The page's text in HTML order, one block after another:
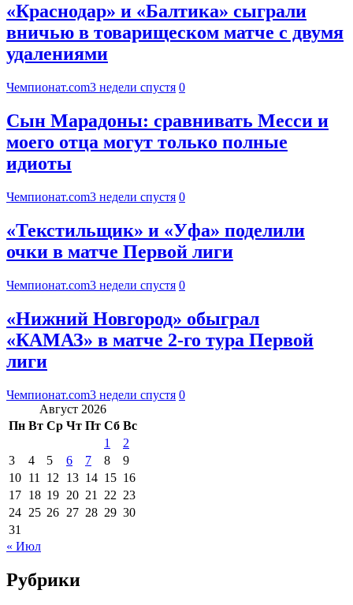
«Краснодар» и «Балтика» сыграли
вничью в товарищеском матче с двумя
удалениями
Чемпионат.com3 недели спустя 0
Сын Марадоны: сравнивать Месси и
моего отца могут только полные
идиоты
Чемпионат.com3 недели спустя 0
«Текстильщик» и «Уфа» поделили
очки в матче Первой лиги
Чемпионат.com3 недели спустя 0
«Нижний Новгород» обыграл
«КАМАЗ» в матче 2-го тура Первой
лиги
Чемпионат.com3 недели спустя 0
Август 2026
Пн Вт Ср Чт Пт Сб Вс
1
2
3
4 5 6 7 8
9
10 11 12 13 14 15 16
17 18 19 20 21 22 23
24 25 26 27 28 29 30
31
« Июл
Рубрики